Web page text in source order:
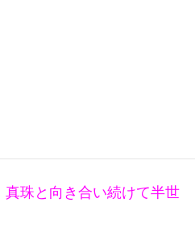
珠と向き合い続けて半世